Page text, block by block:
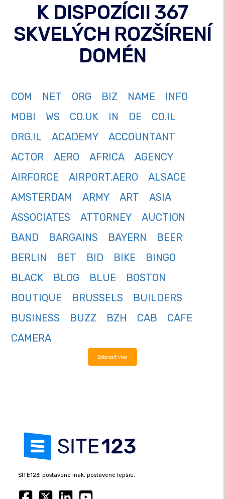
K DISPOZÍCII 367
SKVELÝCH ROZŠÍRENÍ
DOMÉN
COM NET ORG BIZ NAME
INFO
MOBI
WS CO.UK IN DE
CO.IL
ORG.IL
ACADEMY
ACCOUNTANT
ACTOR
AERO AFRICA
AGENCY
AIRFORCE
AIRPORT.AERO
ALSACE
AMSTERDAM
ARMY ART
ASIA
ASSOCIATES
ATTORNEY
AUCTION
BAND
BARGAINS BAYERN
BEER
BERLIN
BET BID BIKE
BINGO
BLACK
BLOG BLUE
BOSTON
BOUTIQUE
BRUSSELS
BUILDERS
BUSINESS
BUZZ BZH CAB
CAFE
CAMERA
Zobraziť viac
SITE123: postavené inak, postavené lepšie.